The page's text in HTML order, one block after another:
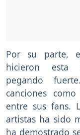
Por su parte,
hicieron esta
pegando
canciones
entre sus fans.
artistas ha sido
ha demostrado